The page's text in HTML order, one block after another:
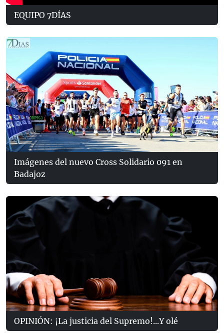
EQUIPO 7DÍAS
Imágenes del nuevo Cross Solidario 091 en
Badajoz
OPINIÓN: ¡La justicia del Supremo!...Y olé